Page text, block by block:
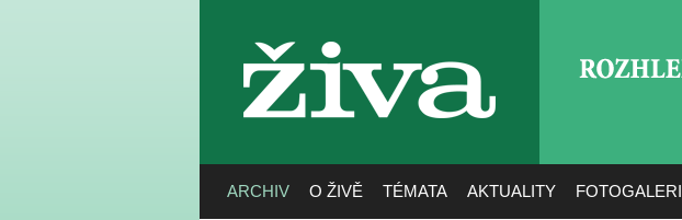
živa
ARCHIV O ŽIVĚ TÉMATA AKTUALITY